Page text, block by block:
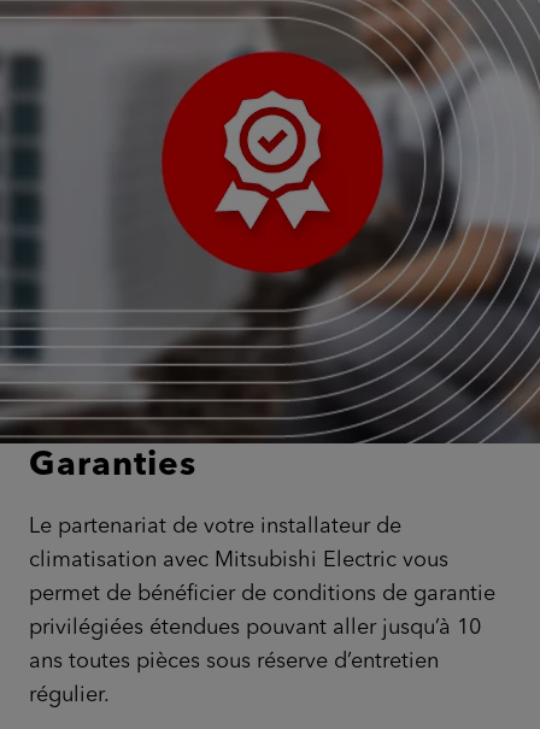
Garanties
Le partenariat de votre installateur de
climatisation avec Mitsubishi Electric vous
permet de bénéficier de conditions de garantie
privilégiées étendues pouvant aller jusqu’à 10
ans toutes pièces sous réserve d’entretien
régulier.